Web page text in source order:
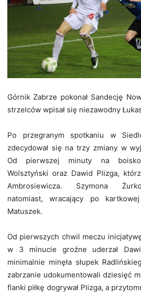
Górnik Zabrze pokonał Sandecję
strzelców wpisał się niezawodny
Po przegranym spotkaniu w
zdecydował się na trzy zmiany w
Od pierwszej minuty na
Wolsztyński oraz Dawid Plizga,
Ambrosiewicza. Szymona
natomiast, wracający po
Matuszek.
Od pierwszych chwil meczu
w 3 minucie groźne uderzał
minimalnie minęła słupek
zabrzanie udokumentowali dziesięć
flanki piłkę dogrywał Plizga, a